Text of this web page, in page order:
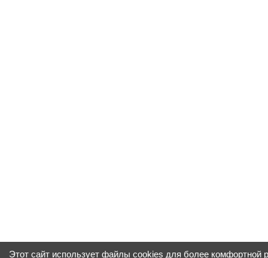
Этот сайт использует файлы cookies для более комфортной